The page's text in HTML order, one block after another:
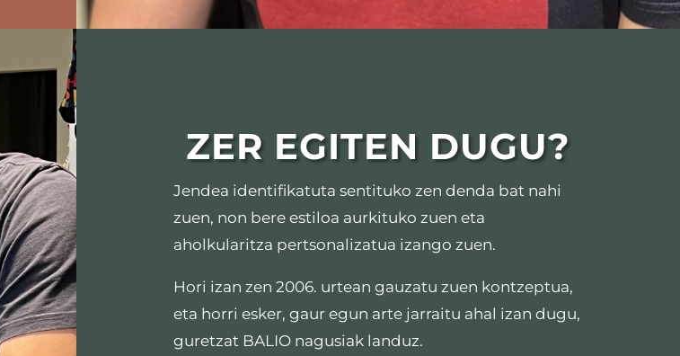
ZER EGITEN DUGU?
Jendea identifikatuta sentituko zen denda bat nahi
zuen, non bere estiloa aurkituko zuen eta
aholkularitza pertsonalizatua izango zuen.
Hori izan zen 2006. urtean gauzatu zuen kontzeptua,
eta horri esker, gaur egun arte jarraitu ahal izan dugu,
guretzat BALIO nagusiak landuz.